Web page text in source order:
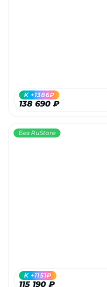
138 690 ₽
K +1386₽
Без RuStore
115 190 ₽
K +1151₽